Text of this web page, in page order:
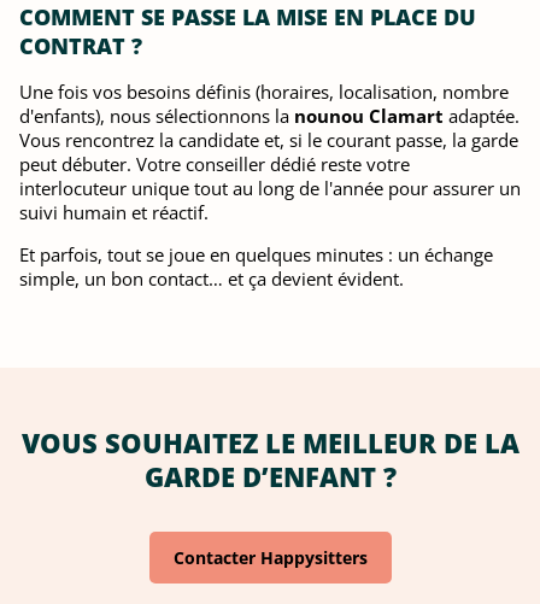
COMMENT SE PASSE LA MISE EN PLACE DU
CONTRAT ?
Une fois vos besoins définis (horaires, localisation, nombre
d'enfants), nous sélectionnons la nounou Clamart adaptée.
Vous rencontrez la candidate et, si le courant passe, la garde
peut débuter. Votre conseiller dédié reste votre
interlocuteur unique tout au long de l'année pour assurer un
suivi humain et réactif.
Et parfois, tout se joue en quelques minutes : un échange
simple, un bon contact… et ça devient évident.
VOUS SOUHAITEZ LE MEILLEUR DE LA
GARDE D’ENFANT ?
Contacter Happysitters